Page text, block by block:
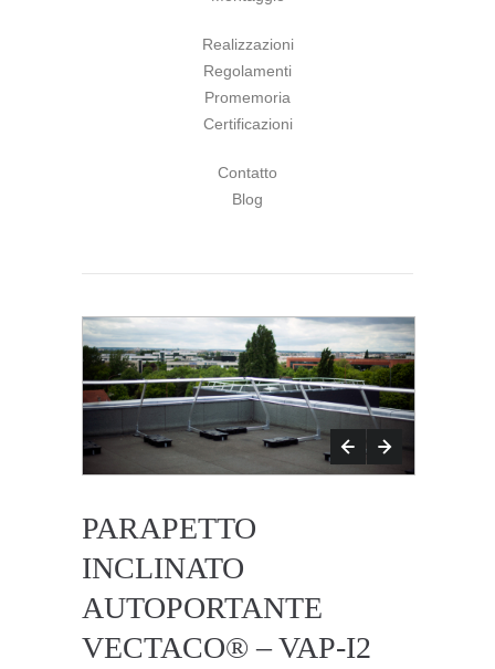
Realizzazioni
Regolamenti
Promemoria
Certificazioni
Contatto
Blog
PARAPETTO
INCLINATO
AUTOPORTANTE
VECTACO® – VAP-I2